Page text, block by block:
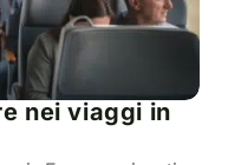
nei viaggi in